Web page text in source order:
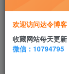
音！
● 实用内容在
生活妙招、美
欢迎访问达令博客
收藏网站每天更新
微信：10794795